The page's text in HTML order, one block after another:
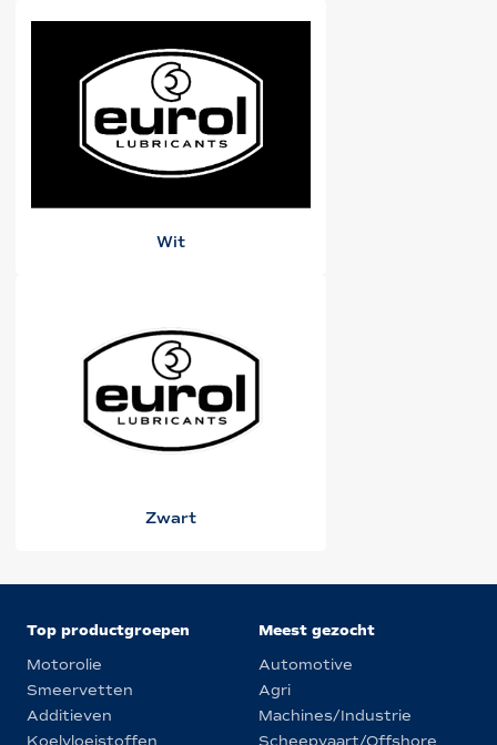
Wit
Zwart
Top productgroepen
Motorolie
Smeervetten
Additieven
Meest gezocht
Automotive
Agri
Machines/Industrie